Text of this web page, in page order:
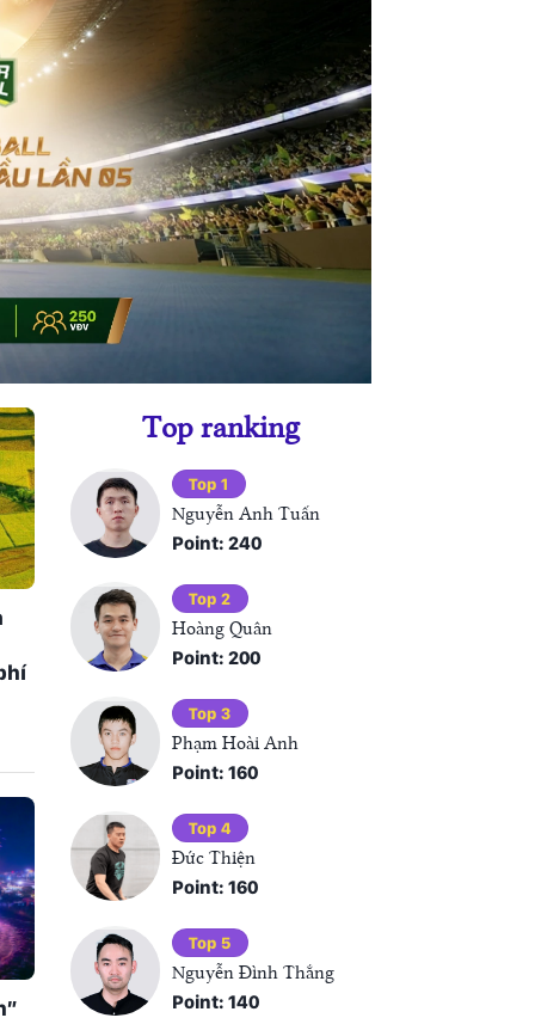
Top ranking
Top 1
Nguyễn Anh Tuấn
Point: 240
Top 2
Hoàng Quân
Point: 200
Top 3
Phạm Hoài Anh
Point: 160
Top 4
Đức Thiện
Point: 160
Top 5
Nguyễn Đình Thắng
Point: 140